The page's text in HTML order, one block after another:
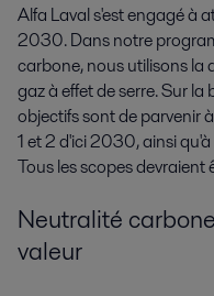
Alfa Laval s'est engagé à
2030. Dans notre
carbone, nous utilisons la
gaz à effet de serre. Sur
objectifs sont de parvenir
1 et 2 d'ici 2030, ainsi
Tous les scopes
Neutralité
valeur